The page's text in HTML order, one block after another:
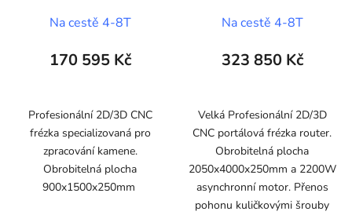
Na cestě 4-8T
170 595 Kč
Profesionální 2D/3D CNC
frézka specializovaná pro
zpracování kamene.
Obrobitelná plocha
900x1500x250mm
Na cestě 4-8T
323 850 Kč
Velká Profesionální 2D/3D
CNC portálová frézka router.
Obrobitelná plocha
2050x4000x250mm a 2200W
asynchronní motor. Přenos
pohonu kuličkovými šrouby